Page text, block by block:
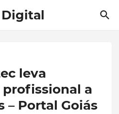
leva
a
– Portal Goiás